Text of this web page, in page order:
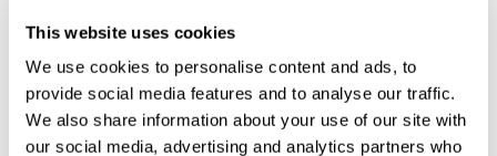
This website uses cookies
We use cookies to personalise content and ads, to
provide social media features and to analyse our traffic.
We also share information about your use of our site with
our social media, advertising and analytics partners who